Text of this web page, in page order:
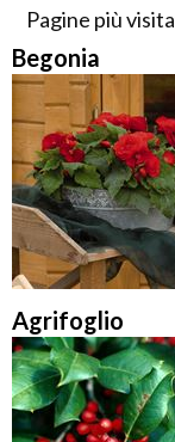
Pagine più
Begonia
Agrifoglio